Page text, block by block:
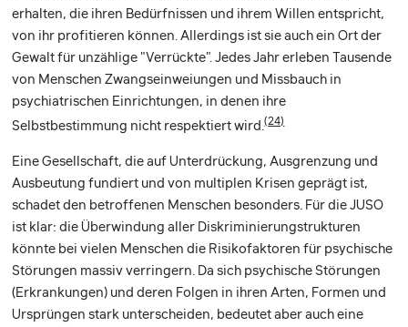
erhalten, die ihren Bedürfnissen und ihrem Willen entspricht,
von ihr profitieren können. Allerdings ist sie auch ein Ort der
Gewalt für unzählige "Verrückte". Jedes Jahr erleben Tausende
von Menschen Zwangseinweiungen und Missbauch in
psychiatrischen Einrichtungen, in denen ihre
Selbstbestimmung nicht respektiert wird.(24)
Eine Gesellschaft, die auf Unterdrückung, Ausgrenzung und
Ausbeutung fundiert und von multiplen Krisen geprägt ist,
schadet den betroffenen Menschen besonders. Für die JUSO
ist klar: die Überwindung aller Diskriminierungstrukturen
könnte bei vielen Menschen die Risikofaktoren für psychische
Störungen massiv verringern. Da sich psychische Störungen
(Erkrankungen) und deren Folgen in ihren Arten, Formen und
Ursprüngen stark unterscheiden, bedeutet aber auch eine